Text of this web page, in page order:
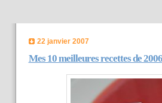
22 janvier 2007
Mes 10 meilleures recettes de 2006